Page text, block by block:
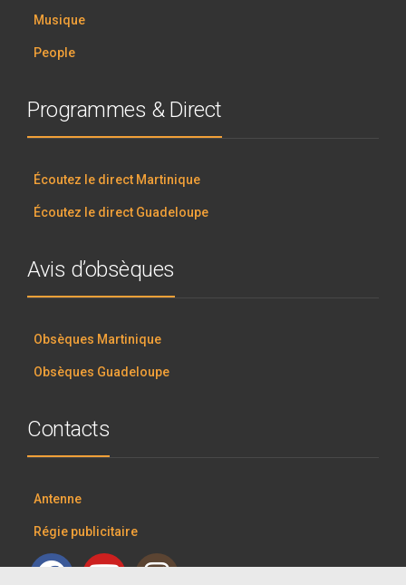
Musique
People
Programmes & Direct
Écoutez le direct Martinique
Écoutez le direct Guadeloupe
Avis d’obsèques
Obsèques Martinique
Obsèques Guadeloupe
Contacts
Antenne
Régie publicitaire